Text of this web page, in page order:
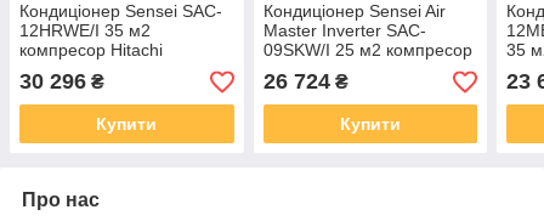
Кондиціонер Sensei SAC-
12HRWE/I 35 м2
компресор Hitachi
30 296 ₴
Купити
Кондиціонер Sensei Air
Master Inverter SAC-
09SKW/I 25 м2 компресор
SANYO
26 724₴
Купити
35
23
Про нас